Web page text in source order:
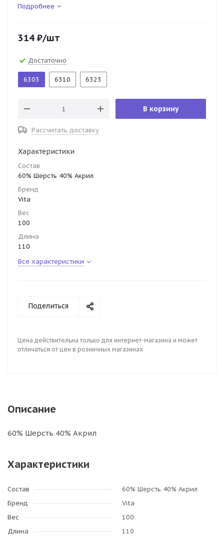
Подробнее
314 ₽/шт
Достаточно
6303 6310 6323
В корзину
Рассчитать доставку
Характеристики
Состав
60% Шерсть 40% Акрил
Бренд
Vita
Вес
100
Длина
110
Все характеристики
Поделиться
Цена действительна только для интернет-магазина и может
отличаться от цен в розничных магазинах
Описание
60% Шерсть 40% Акрил
Характеристики
Состав
60% Шерсть 40% Акрил
Бренд
Vita
Вес
100
Длина
110